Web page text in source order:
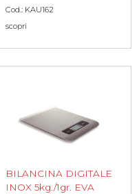
Cod.: KAU162
scopri
BILANCINA DIGITALE
INOX 5kg./1gr. EVA